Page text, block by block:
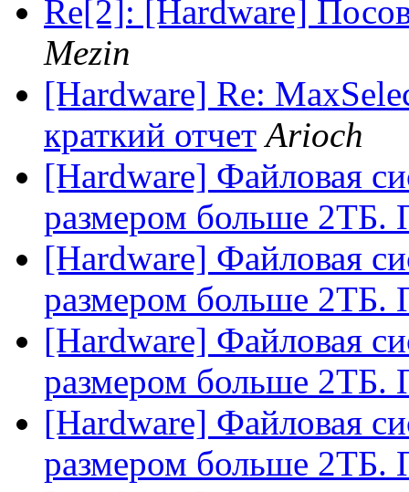
Re[2]: [Hardware]
Mezin
[Hardware] Re:
краткий отчет Arioch
[Hardware] Файловая
размером больше 2ТБ.
[Hardware] Файловая
размером больше 2ТБ.
[Hardware] Файловая
размером больше 2ТБ.
[Hardware] Файловая
размером больше 2ТБ.